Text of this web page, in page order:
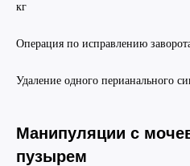
кг
Операция по исправлению
Удаление одного перианального
Манипуляции с
пузырем